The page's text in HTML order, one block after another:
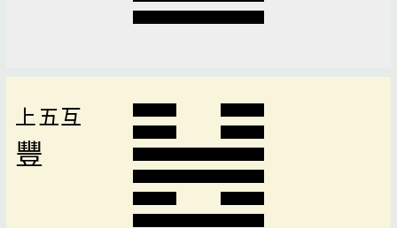
上五互
豐